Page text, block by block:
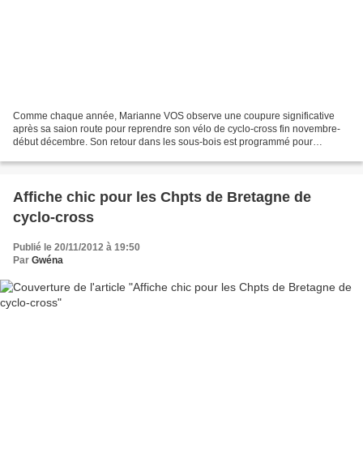
Comme chaque année, Marianne VOS observe une coupure significative
après sa saion route pour reprendre son vélo de cyclo-cross fin novembre-
début décembre. Son retour dans les sous-bois est programmé pour
Affiche chic pour les Chpts de Bretagne de
cyclo-cross
Publié le 20/11/2012 à 19:50
Par Gwéna